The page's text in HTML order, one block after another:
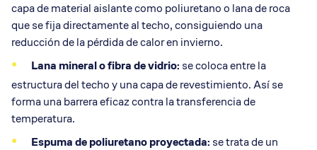
capa de material aislante como poliuretano o lana de roca
que se fija directamente al techo, consiguiendo una
reducción de la pérdida de calor en invierno.
Lana mineral o fibra de vidrio: se coloca entre la
estructura del techo y una capa de revestimiento. Así se
forma una barrera eficaz contra la transferencia de
temperatura.
Espuma de poliuretano proyectada: se trata de un